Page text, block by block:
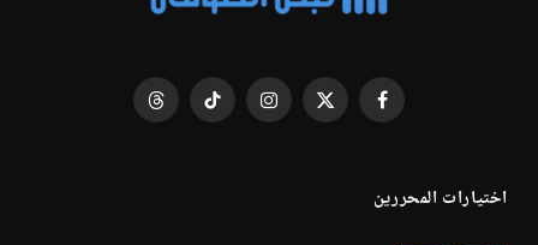
فيسبوك X
الانستغرامتيكتوك Threads
اختيارات المحررين